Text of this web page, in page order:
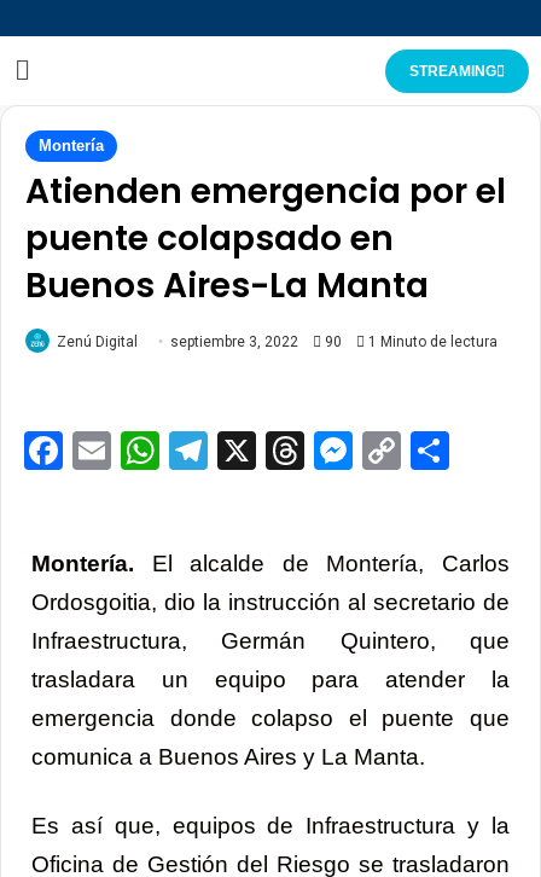
STREAMING
Montería
Atienden emergencia por el
puente colapsado en
Buenos Aires-La Manta
Zenú Digital septiembre 3, 2022 90 1 Minuto de lectura
Facebook
EmailWhatsApp
Telegram
X ThreadsCopy
Montería. El alcalde de Montería, Carlos
Ordosgoitia, dio la instrucción al secretario de
Infraestructura, Germán Quintero, que
trasladara un equipo para atender la
emergencia donde colapso el puente que
comunica a Buenos Aires y La Manta.
Es así que, equipos de Infraestructura y la
Oficina de Gestión del Riesgo se trasladaron